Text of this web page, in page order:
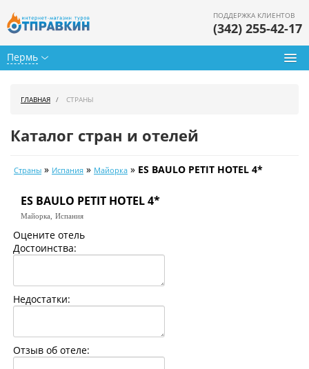
Пермь
ПОДДЕРЖКА КЛИЕНТОВ
(342) 255-42-17
Календарь туров
Цены дня
Страны
ГЛАВНАЯ СТРАНЫ
Каталог стран и отелей
Страны » Испания » Майорка » ES BAULO PETIT HOTEL 4*
ES BAULO PETIT HOTEL 4*
Майорка, Испания
Оцените отель
Достоинства:
Недостатки:
Отзыв об отеле: